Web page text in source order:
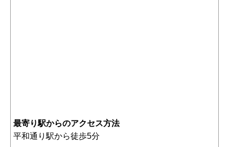
最寄り駅からのアクセス方法
平和通り駅から徒歩5分